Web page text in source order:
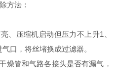
方法：
压缩机启动但压力不上升1、
口，将丝堵换成过滤器。
管和气路各接头是否有漏气，